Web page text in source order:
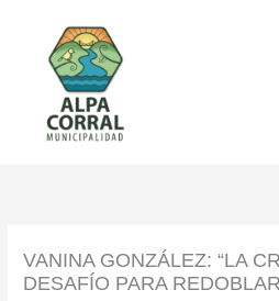
contenido
VANINA GONZÁLEZ: “LA
DESAFÍO PARA